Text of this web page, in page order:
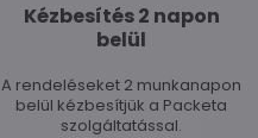
Kézbesítés 2 napon
belül
A rendeléseket 2 munkanapon
belül kézbesítjük a Packeta
szolgáltatással.